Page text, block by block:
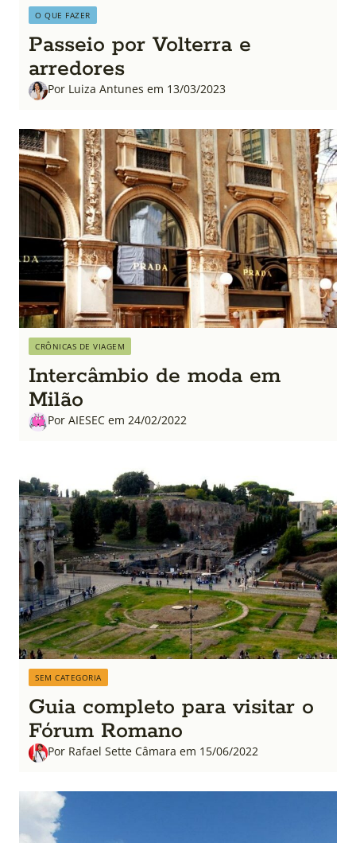
O QUE FAZER
Passeio por Volterra e
arredores
Por Luiza Antunes em 13/03/2023
CRÔNICAS DE VIAGEM
Intercâmbio de moda em
Milão
Por AIESEC em 24/02/2022
SEM CATEGORIA
Guia completo para visitar o
Fórum Romano
Por Rafael Sette Câmara em 15/06/2022